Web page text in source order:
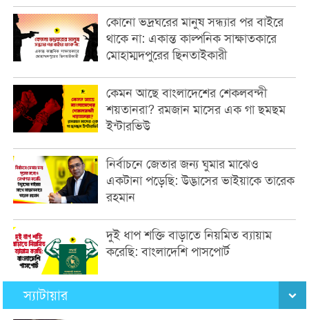
কোনো ভদ্রঘরের মানুষ সন্ধ্যার পর বাইরে
থাকে না: একান্ত কাল্পনিক সাক্ষাতকারে
মোহাম্মদপুরের ছিনতাইকারী
কেমন আছে বাংলাদেশের শেকলবন্দী
শয়তানরা? রমজান মাসের এক গা ছমছম
ইন্টারভিউ
নির্বাচনে জেতার জন্য ঘুমার মাঝেও
একটানা পড়েছি: উদ্ভাসের ভাইয়াকে তারেক
রহমান
দুই ধাপ শক্তি বাড়াতে নিয়মিত ব্যায়াম
করেছি: বাংলাদেশি পাসপোর্ট
স্যাটায়ার